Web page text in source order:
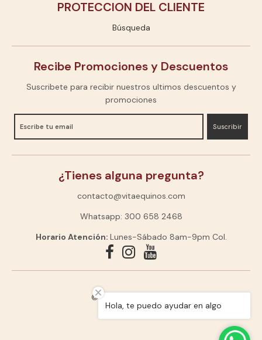
PROTECCION DEL CLIENTE
Búsqueda
Recibe Promociones y Descuentos
Suscribete para recibir nuestros ultimos descuentos y
promociones
Suscribir
¿Tienes alguna pregunta?
contacto@vitaequinos.com
Whatsapp: 300 658 2468
Horario Atención: Lunes-Sábado 8am-9pm Col.
© 2026,
Hola, te puedo ayudar en algo